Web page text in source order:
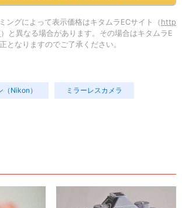
ングによって表示価格はキタムラECサイト（ http
）と異なる場合があります。その場合はキタムラE
となりますのでご了承ください。
（Nikon） ミラーレスカメラ